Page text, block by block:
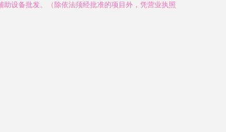
设备批发。（除依法须经批准的项目外，凭营业执照